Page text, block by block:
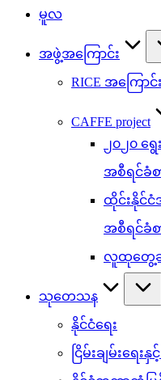
မူလ
အဖွဲ့အကြောင်း
RICE အကြောင်း
CAFFE project
၂၀၂၀ ရွ
အစီရင်ခံစ
ထိုင်းနိုင်ငံ
အစီရင်ခံစ
လူထုတွေ့ဆုံ
သုတေသန
နိုင်ငံရေး
ငြိမ်းချမ်းရေ